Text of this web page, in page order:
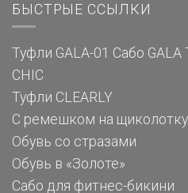
БЫСТРЫЕ ССЫЛКИ
Туфли GALA-01 Сабо GALA
CHIC
Туфли CLEARLY
С ремешком на щиколотку
Обувь со стразами
Обувь в «Золоте»
Сабо для фитнес-бикини